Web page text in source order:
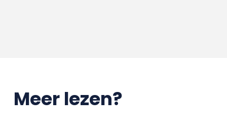
Meer lezen?